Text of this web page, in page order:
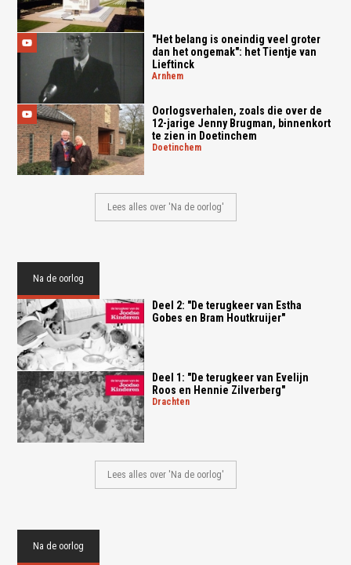
"Het belang is oneindig veel groter
dan het ongemak": het Tientje van
Lieftinck
arnhem
Oorlogsverhalen, zoals die over de
12-jarige Jenny Brugman, binnenkort
te zien in Doetinchem
doetinchem
Lees alles over 'Na de oorlog'
Na de oorlog
Deel 2: "De terugkeer van Estha
Gobes en Bram Houtkruijer"
Deel 1: "De terugkeer van Evelijn
Roos en Hennie Zilverberg"
drachten
Lees alles over 'Na de oorlog'
Na de oorlog